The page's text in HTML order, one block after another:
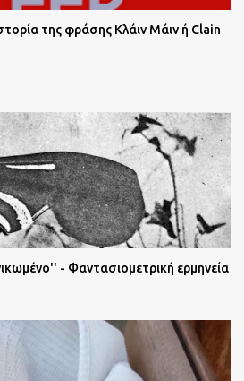
της φράσης Κλάιν Μάιν ή Clain
- Φαντασιομετρική ερμηνεία